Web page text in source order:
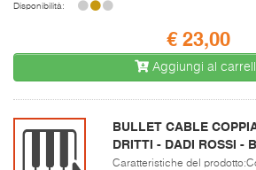
Disponibilità:
€ 23,00
Aggiungi al
BULLET CABLE
DRITTI - DADI ROSSI -
Caratteristiche del